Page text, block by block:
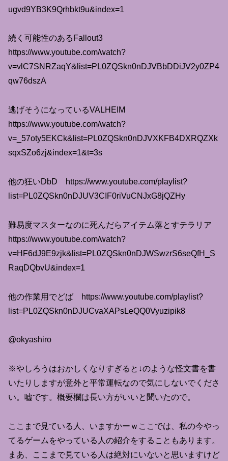
ugvd9YB3K9Qrhbkt9u&index=1
続く可能性のあるFallout3
https://www.youtube.com/watch?
v=vlC7SNRZaqY&list=PL0ZQSkn0nDJVBbDDiJV2y0ZP4
qw76dszA
逃げそうになっているVALHEIM
https://www.youtube.com/watch?
v=_57oty5EKCk&list=PL0ZQSkn0nDJVXKFB4DXRQZXk
sqxSZo6zj&index=1&t=3s
他の狂いDbD https://www.youtube.com/playlist?
list=PL0ZQSkn0nDJUV3CIF0riVuCNJxG8jQZHy
難易度マスターなのに死んだらアイテム落とすテラリア
https://www.youtube.com/watch?
v=HF6dJ9E9zjk&list=PL0ZQSkn0nDJWSwzrS6seQfH_S
RaqDQbvU&index=1
他の作業用でどば https://www.youtube.com/playlist?
list=PL0ZQSkn0nDJUCvaXAPsLeQQ0Vyuzipik8
@okyashiro
※やしろうはおかしくなりすぎると↓のような怪文書を書
いたりしますが意外と平常運転なので気にしないでくださ
い。嘘です。概要欄は長い方がいいと聞いたので。
ここまで見ている人、いますかーｗここでは、私の今やっ
てるゲームをやっている人の紹介をすることもあります。
まあ、ここまで見ている人は絶対にいないと思いますけど